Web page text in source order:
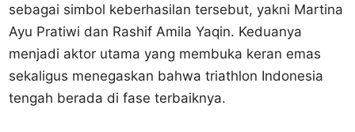
sebagai simbol keberhasilan tersebut, yakni Martina
Ayu Pratiwi dan Rashif Amila Yaqin. Keduanya
menjadi aktor utama yang membuka keran emas
sekaligus menegaskan bahwa triathlon Indonesia
tengah berada di fase terbaiknya.